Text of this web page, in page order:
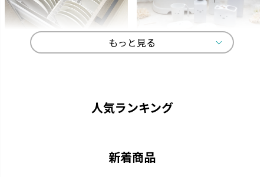
もっと見る
人気ランキング
新着商品